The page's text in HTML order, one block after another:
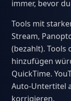
immer, bevor
Tools mit
Stream,
(bezahlt).
hinzufügen
QuickTime.
Auto-Untertitel
korrigieren.